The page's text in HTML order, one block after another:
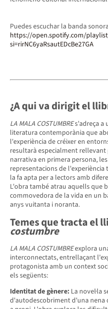
Puedes escuchar la banda
https://open.spotify.com/
si=rirNC6yaRsautEDcBe27GA
¿A qui va dirigit el
LA MALA COSTUMBREs'adreça a
literatura contemporània que
l'experiència de créixer en
resultarà especialment
narrativa en primera persona,
representacions de l'experiència
la fa apta per a lectors amb
L'obra també atrau aquells que
commovedora de la vida en un
anys vuitanta i noranta.
Temes que tracta el
costumbre
LA MALA COSTUMBREexplora
interconnectats, entrellaçant
protagonista amb un context
els següents:
Identitat de gènere: La novel·la
d'autodescobriment d'una nena